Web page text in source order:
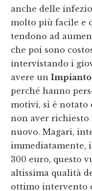
anche delle
molto più facile e
tendono ad
che poi sono
intervistando i
avere unImpianto
perché hanno
motivi, si è notato
non aver
nuovo. Magari,
immediatamente,
300 euro, questo
altissima qualità
ottimo intervento